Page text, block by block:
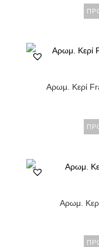
Αρωμ. Κερί
Αρωμ.